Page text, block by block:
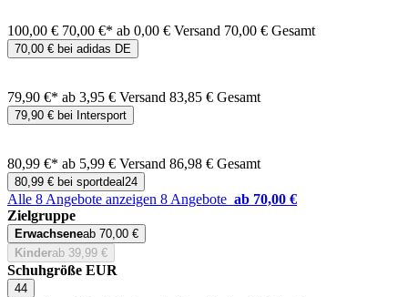
100,00 € 70,00 €* ab 0,00 € Versand 70,00 € Gesamt
70,00 € bei adidas DE
79,90 €* ab 3,95 € Versand 83,85 € Gesamt
79,90 € bei Intersport
80,99 €* ab 5,99 € Versand 86,98 € Gesamt
80,99 € bei sportdeal24
Alle 8 Angebote anzeigen 8 Angebote ab 70,00 €
Zielgruppe
Erwachseneab 70,00 €
Kinderab 39,99 €
Schuhgröße EUR
44